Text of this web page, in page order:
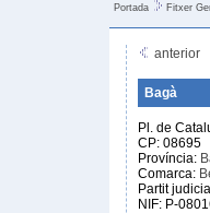
Portada Fitxer
anterior
Bagà
Pl. de
CP: 08695
Província:
Comarca:
Partit
NIF: P-